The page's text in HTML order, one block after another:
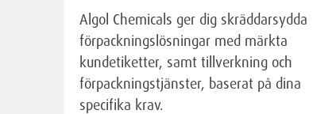
Algol Chemicals ger dig skräddarsydda
förpackningslösningar med märkta
kundetiketter, samt tillverkning och
förpackningstjänster, baserat på dina
specifika krav.